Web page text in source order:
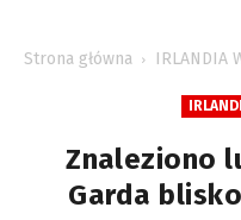
Strona główna IRLANDIA
Znaleziono
Garda